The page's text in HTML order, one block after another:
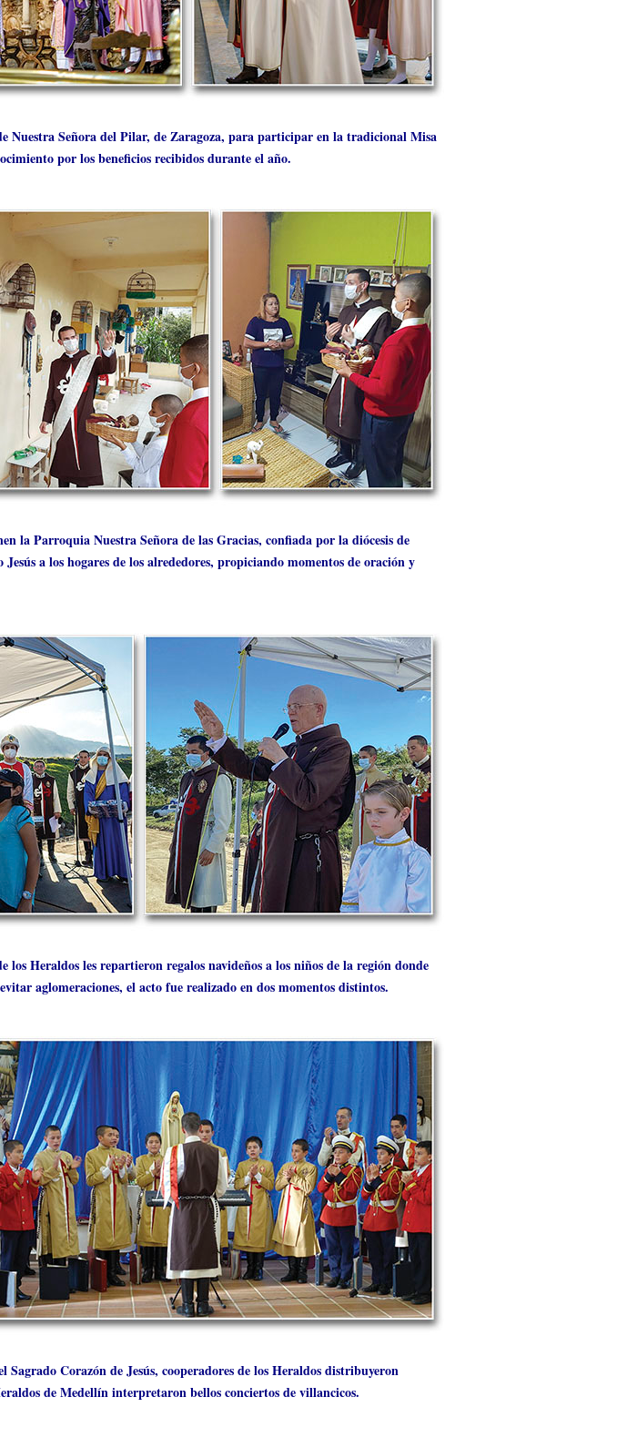
Nuestra Señora del Pilar, de Zaragoza, para participar en la tradicional Misa
por los beneficios recibidos durante el año.
la Parroquia Nuestra Señora de las Gracias, confiada por la diócesis de
a los hogares de los alrededores, propiciando momentos de oración y
Heraldos les repartieron regalos navideños a los niños de la región donde
aglomeraciones, el acto fue realizado en dos momentos distintos.
Corazón de Jesús, cooperadores de los Heraldos distribuyeron
de Medellín interpretaron bellos conciertos de villancicos.